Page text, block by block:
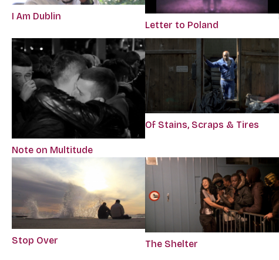
I Am Dublin
Letter to Poland
Note on Multitude
Of Stains, Scraps & Tires
Stop Over The Shelter